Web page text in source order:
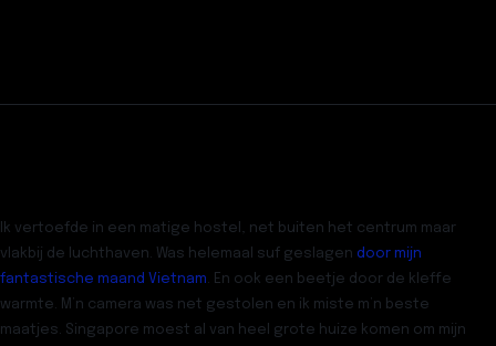
Ik vertoefde in een matige hostel, net buiten het centrum maar
vlakbij de luchthaven. Was helemaal suf geslagen door mijn
fantastische maand Vietnam. En ook een beetje door de kleffe
warmte. M’n camera was net gestolen en ik miste m’n beste
maatjes. Singapore moest al van heel grote huize komen om mijn